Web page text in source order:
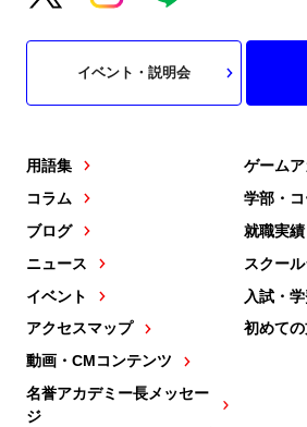
用語集
コラム
ブログ
ニュース
イベント
アクセスマップ
動画・CMコンテンツ
名誉アカデミー長メッセー
ジ
ゲーム
学部・
就職実
スクー
入試・
初めて
イベント・説明会